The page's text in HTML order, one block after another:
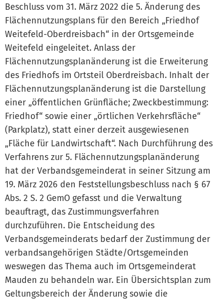
Beschluss vom 31. März 2022 die 5. Änderung des
Flächennutzungsplans für den Bereich „Friedhof
Weitefeld-Oberdreisbach“ in der Ortsgemeinde
Weitefeld eingeleitet. Anlass der
Flächennutzungsplanänderung ist die Erweiterung
des Friedhofs im Ortsteil Oberdreisbach. Inhalt der
Flächennutzungsplanänderung ist die Darstellung
einer „öffentlichen Grünfläche; Zweckbestimmung:
Friedhof“ sowie einer „örtlichen Verkehrsfläche“
(Parkplatz), statt einer derzeit ausgewiesenen
„Fläche für Landwirtschaft“. Nach Durchführung des
Verfahrens zur 5. Flächennutzungsplanänderung
hat der Verbandsgemeinderat in seiner Sitzung am
19. März 2026 den Feststellungsbeschluss nach § 67
Abs. 2 S. 2 GemO gefasst und die Verwaltung
beauftragt, das Zustimmungsverfahren
durchzuführen. Die Entscheidung des
Verbandsgemeinderats bedarf der Zustimmung der
verbandsangehörigen Städte/Ortsgemeinden
weswegen das Thema auch im Ortsgemeinderat
Mauden zu behandeln war. Ein Übersichtsplan zum
Geltungsbereich der Änderung sowie die